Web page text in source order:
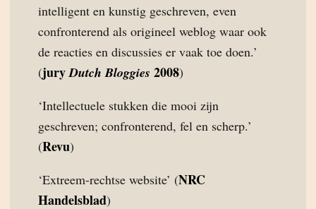
intelligent en kunstig geschreven, even
confronterend als origineel weblog waar ook
de reacties en discussies er vaak toe doen.’
(juryDutch Bloggies 2008)
‘Intellectuele stukken die mooi zijn
geschreven; confronterend, fel en scherp.’
(Revu)
‘Extreem-rechtse website’ (NRC
Handelsblad)